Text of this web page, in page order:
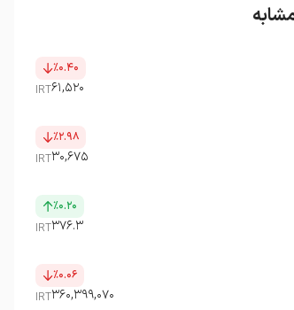
٪۰.۴۰
۶۱,۵۲۰IRT
٪۲.۹۸
۳۰,۶۷۵IRT
٪۰.۲۰
۳۷۶.۳IRT
٪۰.۰۶
۳۶۰,۳۹۹,۰۷۰IRT